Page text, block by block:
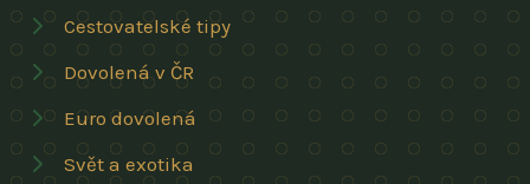
Cestovatelské tipy
Dovolená v ČR
Euro dovolená
Svět a exotika